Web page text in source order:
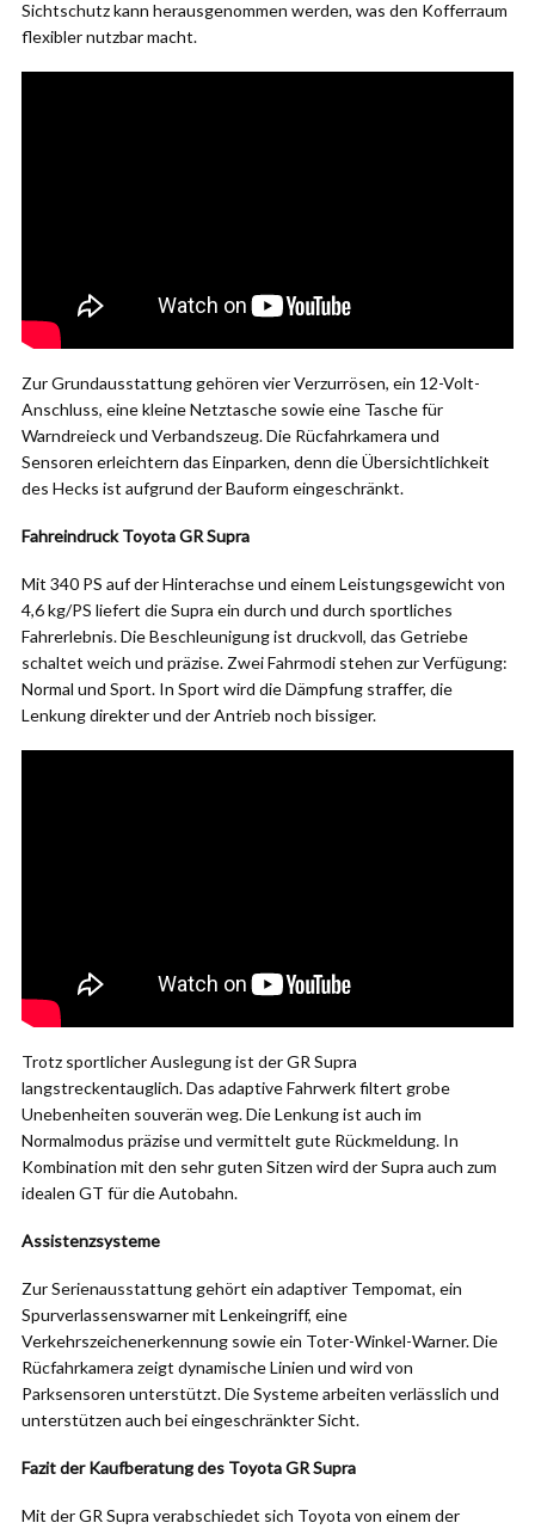
Sichtschutz kann herausgenommen werden, was den Kofferraum
flexibler nutzbar macht.
Zur Grundausstattung gehören vier Verzurrösen, ein 12-Volt-
Anschluss, eine kleine Netztasche sowie eine Tasche für
Warndreieck und Verbandszeug. Die Rücfahrkamera und
Sensoren erleichtern das Einparken, denn die Übersichtlichkeit
des Hecks ist aufgrund der Bauform eingeschränkt.
Fahreindruck Toyota GR Supra
Mit 340 PS auf der Hinterachse und einem Leistungsgewicht von
4,6 kg/PS liefert die Supra ein durch und durch sportliches
Fahrerlebnis. Die Beschleunigung ist druckvoll, das Getriebe
schaltet weich und präzise. Zwei Fahrmodi stehen zur Verfügung:
Normal und Sport. In Sport wird die Dämpfung straffer, die
Lenkung direkter und der Antrieb noch bissiger.
Trotz sportlicher Auslegung ist der GR Supra
langstreckentauglich. Das adaptive Fahrwerk filtert grobe
Unebenheiten souverän weg. Die Lenkung ist auch im
Normalmodus präzise und vermittelt gute Rückmeldung. In
Kombination mit den sehr guten Sitzen wird der Supra auch zum
idealen GT für die Autobahn.
Assistenzsysteme
Zur Serienausstattung gehört ein adaptiver Tempomat, ein
Spurverlassenswarner mit Lenkeingriff, eine
Verkehrszeichenerkennung sowie ein Toter-Winkel-Warner. Die
Rücfahrkamera zeigt dynamische Linien und wird von
Parksensoren unterstützt. Die Systeme arbeiten verlässlich und
unterstützen auch bei eingeschränkter Sicht.
Fazit der Kaufberatung des Toyota GR Supra
Mit der GR Supra verabschiedet sich Toyota von einem der